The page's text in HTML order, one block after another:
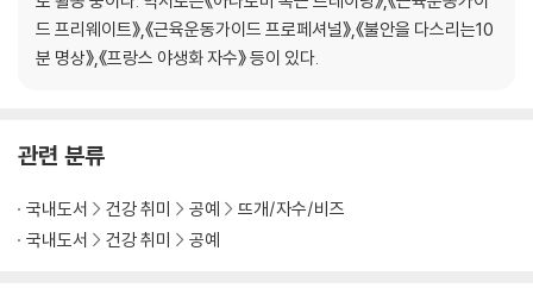
드 프리웨이트》,《근육운동가이드 프로페셔널》,《불안을 다스리는10
분 명상》,《프랑스 야생화 자수》 등이 있다.
관련 분류
국내도서 건강 취미 공예
뜨개/자수/비즈
국내도서
건강 취미 공예